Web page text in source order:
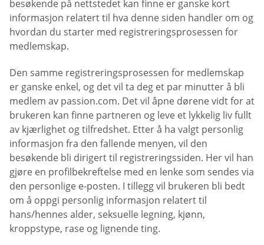
besøkende på nettstedet kan finne er ganske kort
informasjon relatert til hva denne siden handler om og
hvordan du starter med registreringsprosessen for
medlemskap.
Den samme registreringsprosessen for medlemskap
er ganske enkel, og det vil ta deg et par minutter å bli
medlem av passion.com. Det vil åpne dørene vidt for at
brukeren kan finne partneren og leve et lykkelig liv fullt
av kjærlighet og tilfredshet. Etter å ha valgt personlig
informasjon fra den fallende menyen, vil den
besøkende bli dirigert til registreringssiden. Her vil han
gjøre en profilbekreftelse med en lenke som sendes via
den personlige e-posten. I tillegg vil brukeren bli bedt
om å oppgi personlig informasjon relatert til
hans/hennes alder, seksuelle legning, kjønn,
kroppstype, rase og lignende ting.